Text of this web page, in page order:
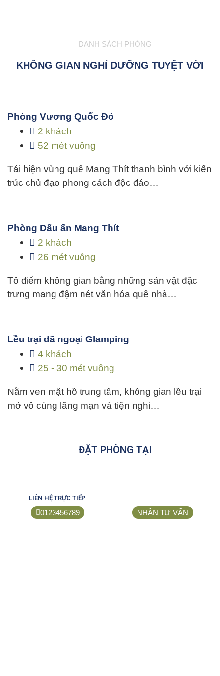
DANH SÁCH PHÒNG
KHÔNG GIAN NGHỈ DƯỠNG TUYỆT VỜI
Phòng Vương Quốc Đỏ
2 khách
52 mét vuông
Tái hiện vùng quê Mang Thít thanh bình với kiến
trúc chủ đạo phong cách độc đáo…
Phòng Dấu ấn Mang Thít
2 khách
26 mét vuông
Tô điểm không gian bằng những sản vật đặc
trưng mang đậm nét văn hóa quê nhà…
Lều trại dã ngoại Glamping
4 khách
25 - 30 mét vuông
Nằm ven mặt hồ trung tâm, không gian lều trại
mở vô cùng lãng mạn và tiện nghi…
ĐẶT PHÒNG TẠI
LIÊN HỆ TRỰC TIẾP
0123456789 NHẬN TƯ VẤN